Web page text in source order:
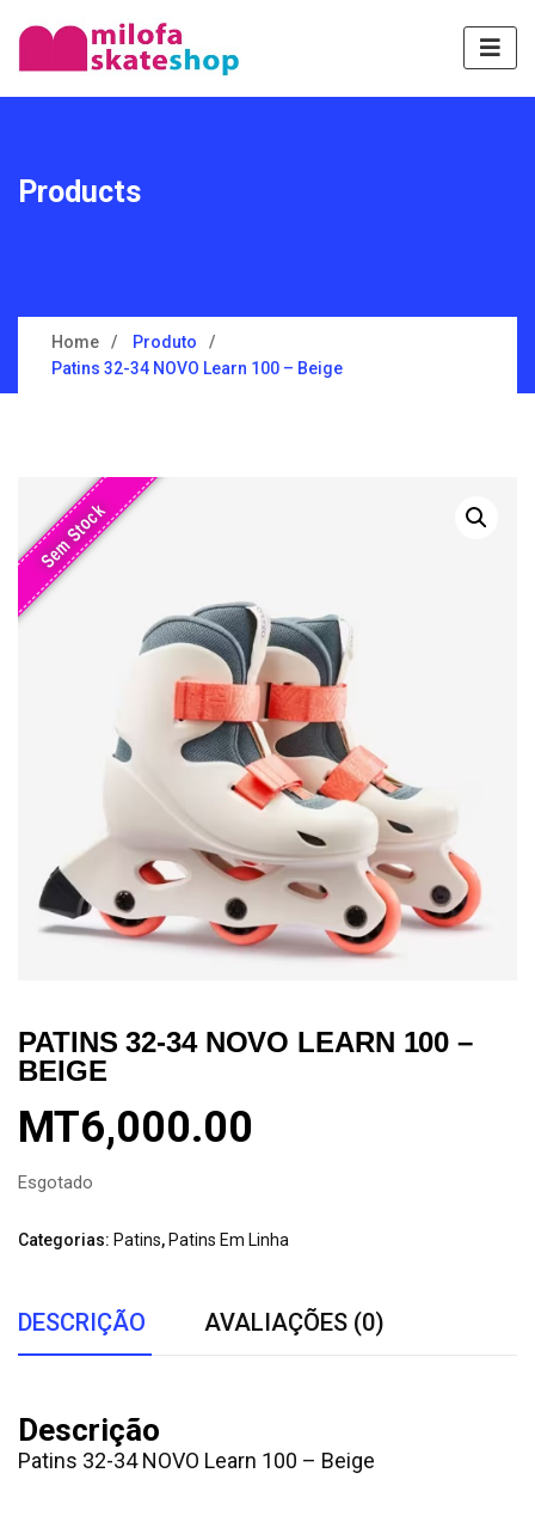
Products
Home
Produto
Patins 32-34 NOVO Learn 100 – Beige
Sem Stock
PATINS 32-34 NOVO LEARN 100 –
BEIGE
MT6,000.00
Esgotado
Categorias: Patins, Patins Em Linha
DESCRIÇÃO AVALIAÇÕES (0)
Descrição
Patins 32-34 NOVO Learn 100 – Beige